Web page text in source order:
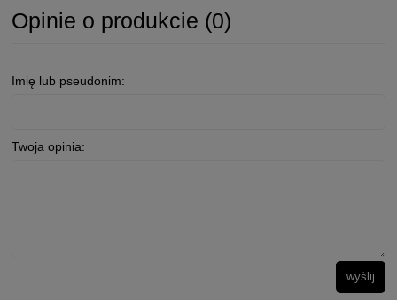
Opinie o produkcie (0)
Imię lub pseudonim:
Twoja opinia:
wyślij